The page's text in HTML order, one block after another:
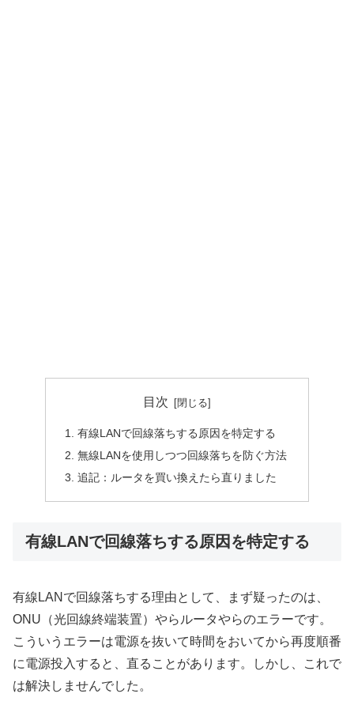
目次
有線LANで回線落ちする原因を特定する
無線LANを使用しつつ回線落ちを防ぐ方法
追記：ルータを買い換えたら直りました
有線LANで回線落ちする原因を特定する
有線LANで回線落ちする理由として、まず疑ったのは、
ONU（光回線終端装置）やらルータやらのエラーです。
こういうエラーは電源を抜いて時間をおいてから再度順番
に電源投入すると、直ることがあります。しかし、これで
は解決しませんでした。